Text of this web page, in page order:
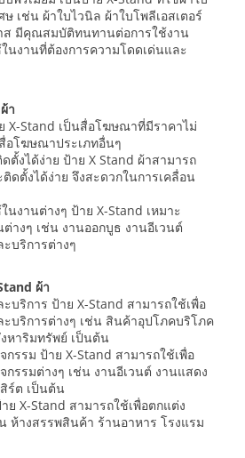
เช่น ผ้าใบไวนิล ผ้าใบโพลีเอสเตอร์
ส มีคุณสมบัติทนทานต่อการใช้งาน
นงานที่ต้องการความโดดเด่นและ
า
X-Stand เป็นสื่อโฆษณาที่มีราคาไม่
อโฆษณาประเภทอื่นๆ
ตั้งได้ง่าย ป้าย X Stand ผ้าสามารถ
ดตั้งได้ง่าย จึงสะดวกในการเคลื่อน
นงานต่างๆ ป้าย X-Stand เหมาะ
างๆ เช่น งานออกบูธ งานอีเวนต์
บริการต่างๆ
ผ้า
ริการ ป้าย X-Stand สามารถใช้เพื่อ
บริการต่างๆ เช่น สินค้าอุปโภคบริโภค
หาริมทรัพย์ เป็นต้น
รรม ป้าย X-Stand สามารถใช้เพื่อ
รรมต่างๆ เช่น งานอีเวนต์ งานแสดง
ร์ต เป็นต้น
ย X-Stand สามารถใช้เพื่อตกแต่ง
ห้างสรรพสินค้า ร้านอาหาร โรงแรม